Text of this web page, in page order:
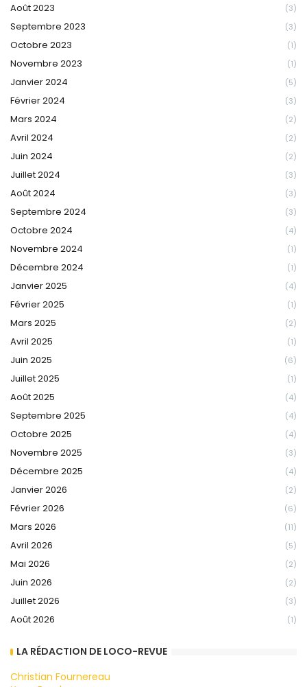
Août 2023 (3)
Septembre 2023 (3)
Octobre 2023 (1)
Novembre 2023 (1)
Janvier 2024 (5)
Février 2024 (3)
Mars 2024 (2)
Avril 2024 (2)
Juin 2024 (2)
Juillet 2024 (3)
Août 2024 (3)
Septembre 2024 (3)
Octobre 2024 (4)
Novembre 2024 (1)
Décembre 2024 (1)
Janvier 2025 (4)
Février 2025 (1)
Mars 2025 (2)
Avril 2025 (1)
Juin 2025 (6)
Juillet 2025 (1)
Août 2025 (4)
Septembre 2025 (4)
Octobre 2025 (4)
Novembre 2025 (3)
Décembre 2025 (4)
Janvier 2026 (2)
Février 2026 (6)
Mars 2026 (11)
Avril 2026 (5)
Mai 2026 (2)
Juin 2026 (2)
Juillet 2026 (3)
Août 2026 (1)
LA RÉDACTION DE LOCO-REVUE
Christian Fournereau